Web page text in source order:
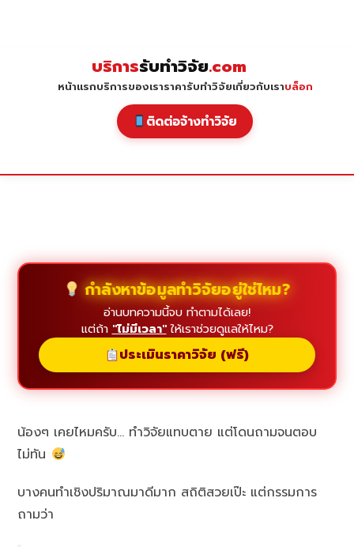
บริการรับทำวิจัย.com
หน้าแรกบริการของเราราคารับทำวิจัยเกี่ยวกับเราบล็อก
ติดต่อจ้างทำวิจัย
กำลังหาข้อมูลทำวิจัยอยู่ใช่ไหม?
อ่านบทความนี้จบ ทำตามได้เลย!
แต่ถ้า "ไม่มีเวลา"ให้เราช่วยดูแลให้ไหม?
ประเมินราคาวิจัย (ฟรี)
น้องๆ เคยไหมครับ… ทำวิจัยแทบตาย แต่โดนถามจนตอบ
ไม่ทัน
บางคนทำเชิงปริมาณมาดีมาก สถิติสวยเป๊ะ แต่กรรมการ
ถามว่า